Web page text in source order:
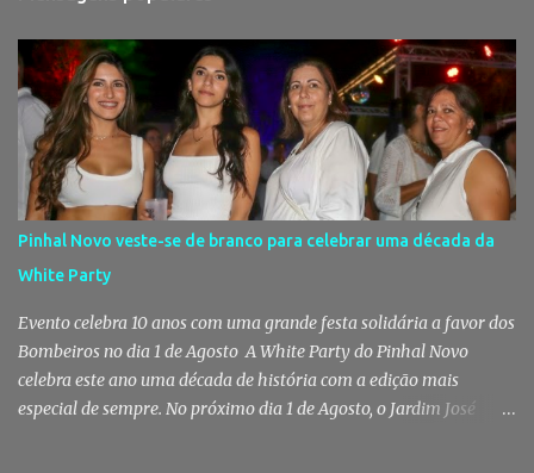
Pinhal Novo veste-se de branco para celebrar uma década da
White Party
Evento celebra 10 anos com uma grande festa solidária a favor dos
Bombeiros no dia 1 de Agosto A White Party do Pinhal Novo
celebra este ano uma década de história com a edição mais
especial de sempre. No próximo dia 1 de Agosto, o Jardim José